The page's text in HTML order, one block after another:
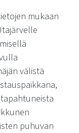
mukaan
välistä
puhuvan